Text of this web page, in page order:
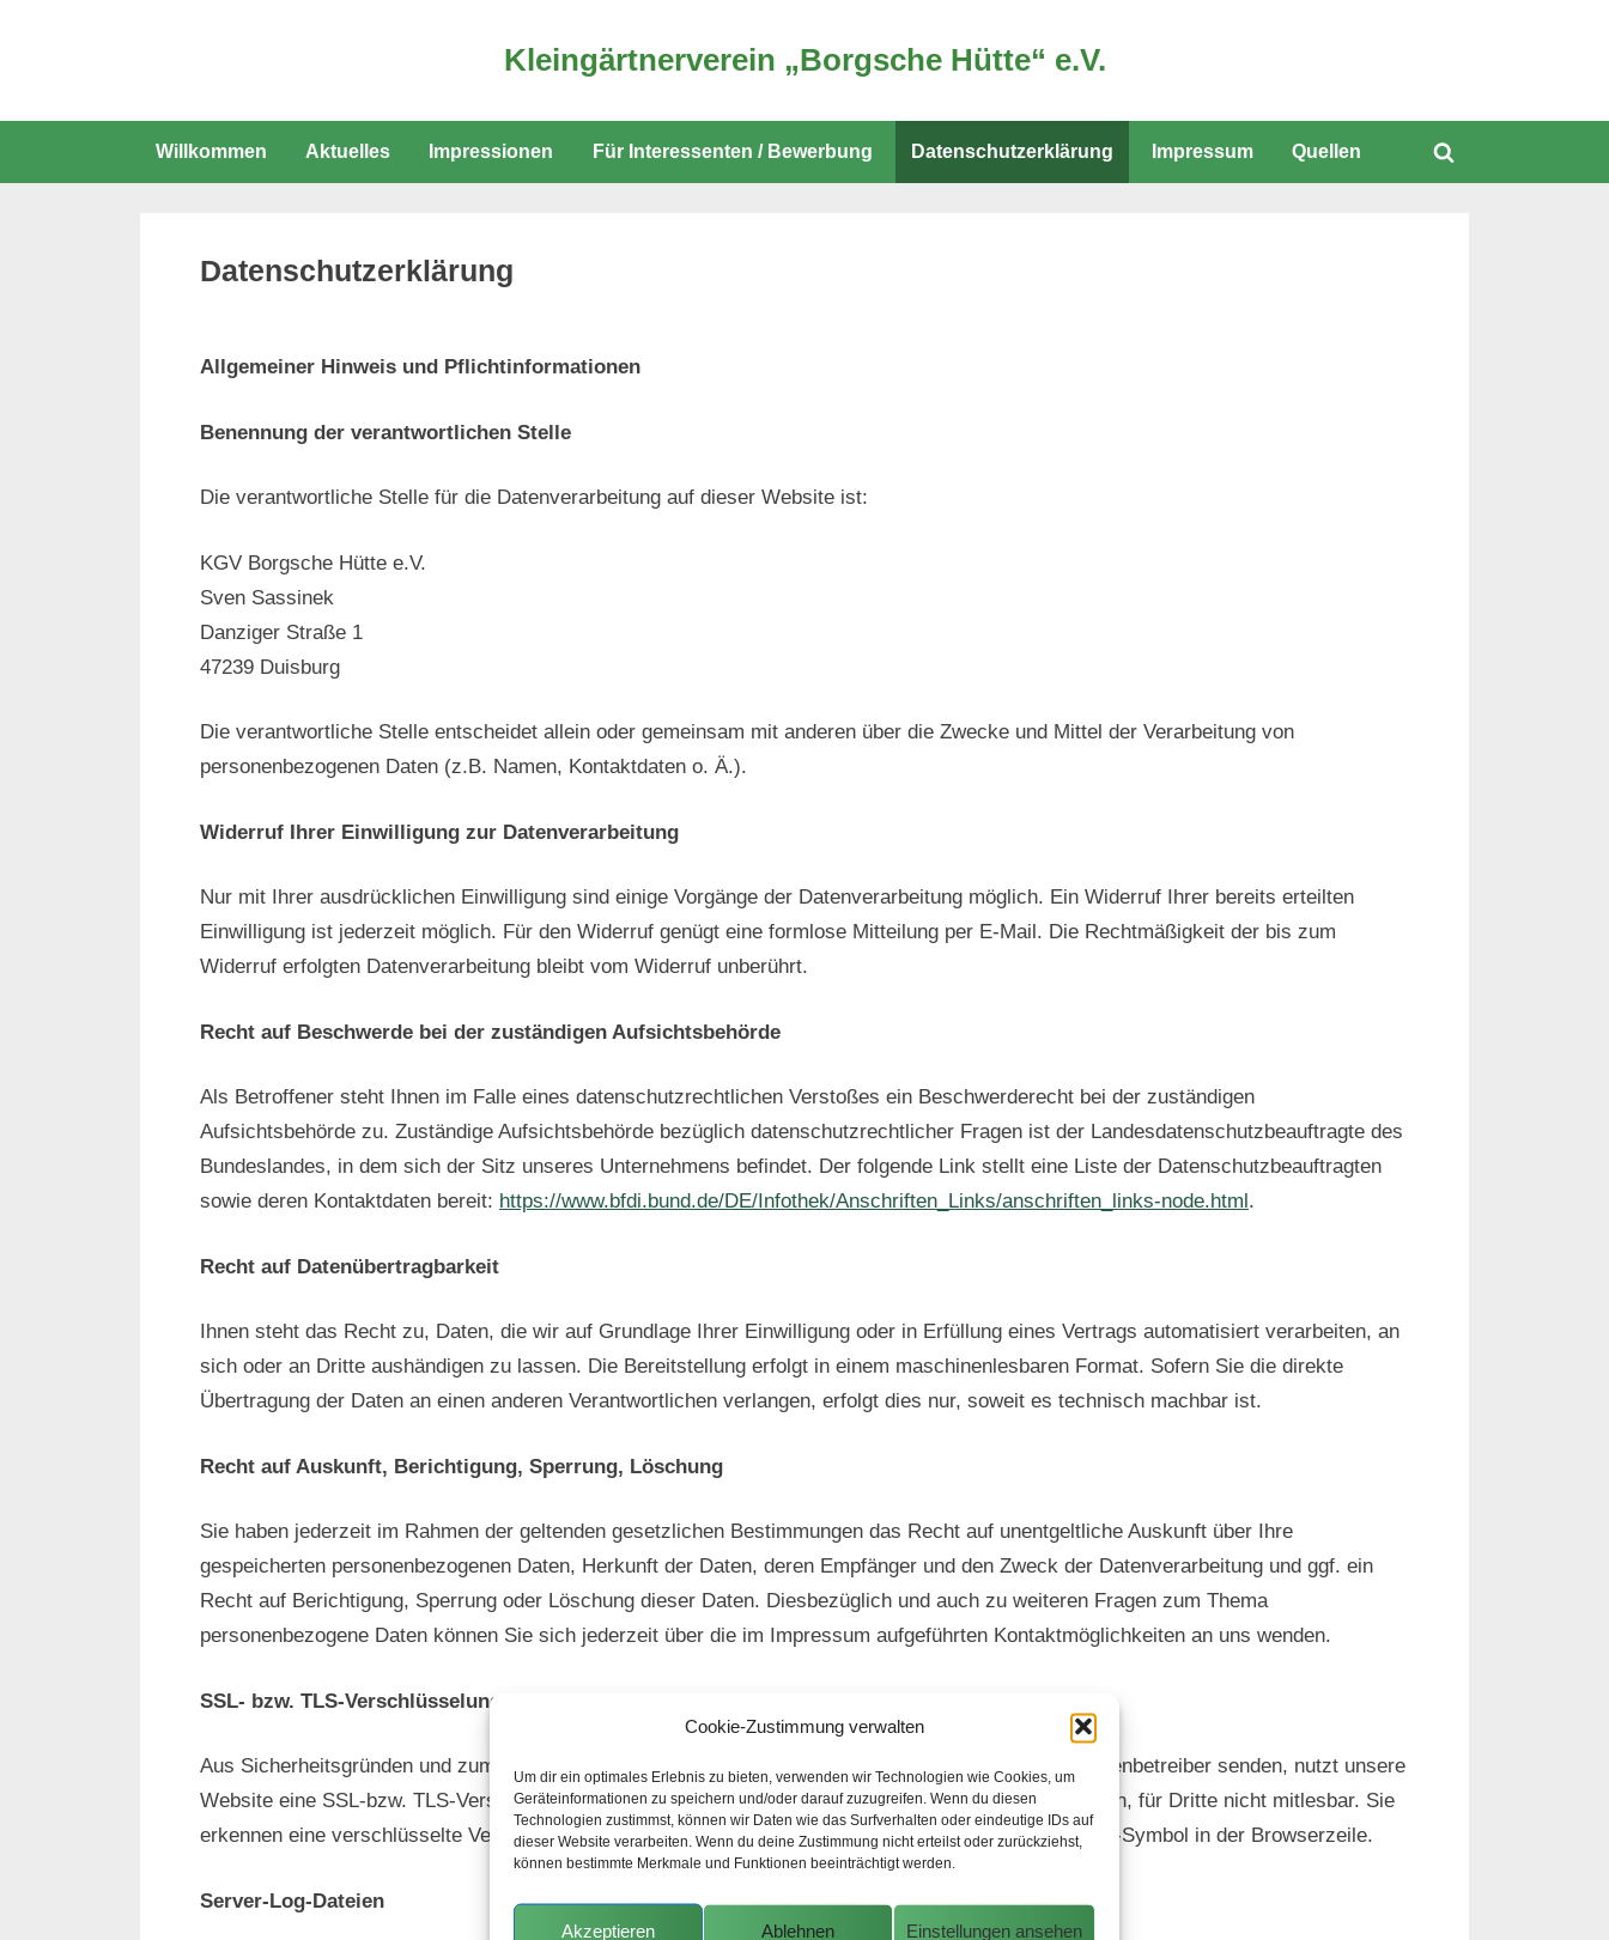
Cookie-Zustimmung verwalten
Um dir ein optimales Erlebnis zu bieten, verwenden wir Technologien wie Cookies, um
Geräteinformationen zu speichern und/oder darauf zuzugreifen. Wenn du diesen
Technologien zustimmst, können wir Daten wie das Surfverhalten oder eindeutige IDs auf
dieser Website verarbeiten. Wenn du deine Zustimmung nicht erteilst oder zurückziehst,
können bestimmte Merkmale und Funktionen beeinträchtigt werden.
Akzeptieren Ablehnen Einstellungen ansehen
Kleingärtnerverein „Borgsche Hütte“ e.V.
andere
WordPress-
Site.
Willkommen Aktuelles Impressionen Für Interessenten / Bewerbung Datenschutzerklärung Impressum Quellen
Toggle
Datenschutzerklärung
Allgemeiner Hinweis und Pflichtinformationen
Benennung der verantwortlichen Stelle
Die verantwortliche Stelle für die Datenverarbeitung auf dieser Website ist:
KGV Borgsche Hütte e.V.
Sven Sassinek
Danziger Straße 1
47239 Duisburg
Die verantwortliche Stelle entscheidet allein oder gemeinsam mit anderen über die Zwecke und Mittel der Verarbeitung von
personenbezogenen Daten (z.B. Namen, Kontaktdaten o. Ä.).
Widerruf Ihrer Einwilligung zur Datenverarbeitung
Nur mit Ihrer ausdrücklichen Einwilligung sind einige Vorgänge der Datenverarbeitung möglich. Ein Widerruf Ihrer bereits erteilten
Einwilligung ist jederzeit möglich. Für den Widerruf genügt eine formlose Mitteilung per E-Mail. Die Rechtmäßigkeit der bis zum
Widerruf erfolgten Datenverarbeitung bleibt vom Widerruf unberührt.
Recht auf Beschwerde bei der zuständigen Aufsichtsbehörde
Als Betroffener steht Ihnen im Falle eines datenschutzrechtlichen Verstoßes ein Beschwerderecht bei der zuständigen
Aufsichtsbehörde zu. Zuständige Aufsichtsbehörde bezüglich datenschutzrechtlicher Fragen ist der Landesdatenschutzbeauftragte des
Bundeslandes, in dem sich der Sitz unseres Unternehmens befindet. Der folgende Link stellt eine Liste der Datenschutzbeauftragten
sowie deren Kontaktdaten bereit: https://www.bfdi.bund.de/DE/Infothek/Anschriften_Links/anschriften_links-node.html .
Recht auf Datenübertragbarkeit
Ihnen steht das Recht zu, Daten, die wir auf Grundlage Ihrer Einwilligung oder in Erfüllung eines Vertrags automatisiert verarbeiten, an
sich oder an Dritte aushändigen zu lassen. Die Bereitstellung erfolgt in einem maschinenlesbaren Format. Sofern Sie die direkte
Übertragung der Daten an einen anderen Verantwortlichen verlangen, erfolgt dies nur, soweit es technisch machbar ist.
Recht auf Auskunft, Berichtigung, Sperrung, Löschung
Sie haben jederzeit im Rahmen der geltenden gesetzlichen Bestimmungen das Recht auf unentgeltliche Auskunft über Ihre
gespeicherten personenbezogenen Daten, Herkunft der Daten, deren Empfänger und den Zweck der Datenverarbeitung und ggf. ein
Recht auf Berichtigung, Sperrung oder Löschung dieser Daten. Diesbezüglich und auch zu weiteren Fragen zum Thema
personenbezogene Daten können Sie sich jederzeit über die im Impressum aufgeführten Kontaktmöglichkeiten an uns wenden.
SSL- bzw. TLS-Verschlüsselung
Aus Sicherheitsgründen und zum Schutz der Übertragung vertraulicher Inhalte, die Sie an uns als Seitenbetreiber senden, nutzt unsere
Website eine SSL-bzw. TLS-Verschlüsselung. Damit sind Daten, die Sie über diese Website übermitteln, für Dritte nicht mitlesbar. Sie
erkennen eine verschlüsselte Verbindung an der „https://“ Adresszeile Ihres Browsers und am Schloss-Symbol in der Browserzeile.
Server-Log-Dateien